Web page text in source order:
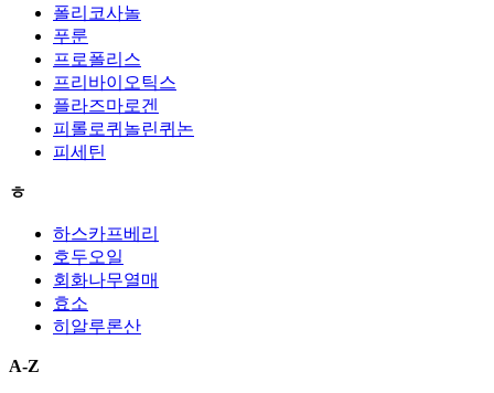
폴리코사놀
푸룬
프로폴리스
프리바이오틱스
플라즈마로겐
피롤로퀴놀린퀴논
피세틴
ㅎ
하스카프베리
호두오일
회화나무열매
효소
히알루론산
A-Z